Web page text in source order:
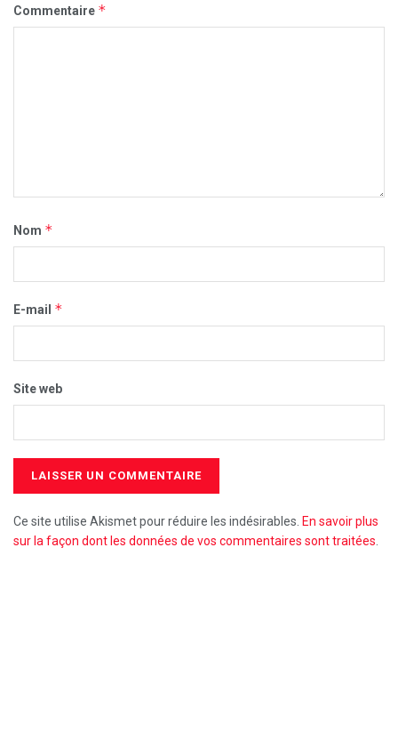
Commentaire *
Nom *
E-mail *
Site web
Ce site utilise Akismet pour réduire les indésirables. En savoir plus
sur la façon dont les données de vos commentaires sont traitées.